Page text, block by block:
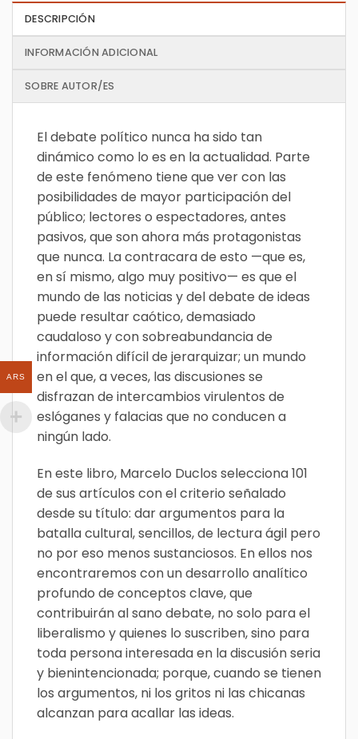
DESCRIPCIÓN
INFORMACIÓN ADICIONAL
SOBRE AUTOR/ES
El debate político nunca ha sido tan
dinámico como lo es en la actualidad. Parte
de este fenómeno tiene que ver con las
posibilidades de mayor participación del
público; lectores o espectadores, antes
pasivos, que son ahora más protagonistas
que nunca. La contracara de esto —que es,
en sí mismo, algo muy positivo— es que el
mundo de las noticias y del debate de ideas
puede resultar caótico, demasiado
caudaloso y con sobreabundancia de
información difícil de jerarquizar; un mundo
en el que, a veces, las discusiones se
disfrazan de intercambios virulentos de
eslóganes y falacias que no conducen a
ningún lado.
En este libro, Marcelo Duclos selecciona 101
de sus artículos con el criterio señalado
desde su título: dar argumentos para la
batalla cultural, sencillos, de lectura ágil pero
no por eso menos sustanciosos. En ellos nos
encontraremos con un desarrollo analítico
profundo de conceptos clave, que
contribuirán al sano debate, no solo para el
liberalismo y quienes lo suscriben, sino para
toda persona interesada en la discusión seria
y bienintencionada; porque, cuando se tienen
los argumentos, ni los gritos ni las chicanas
alcanzan para acallar las ideas.
ARS